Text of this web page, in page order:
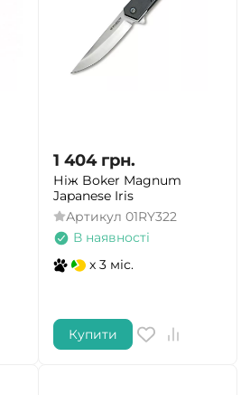
1 404 грн.
Ніж Boker Magnum
Japanese Iris
Артикул 01RY322
В наявності
x 3 міс.
Купити